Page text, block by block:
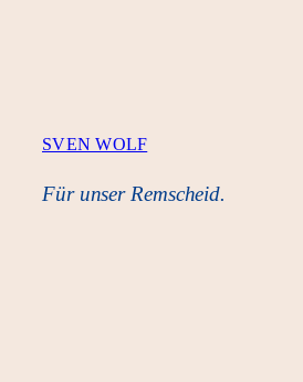
SVEN WOLF
Für unser Remscheid.